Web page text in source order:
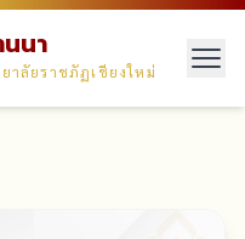
นา
ลัยราชภัฏเชียงใหม่